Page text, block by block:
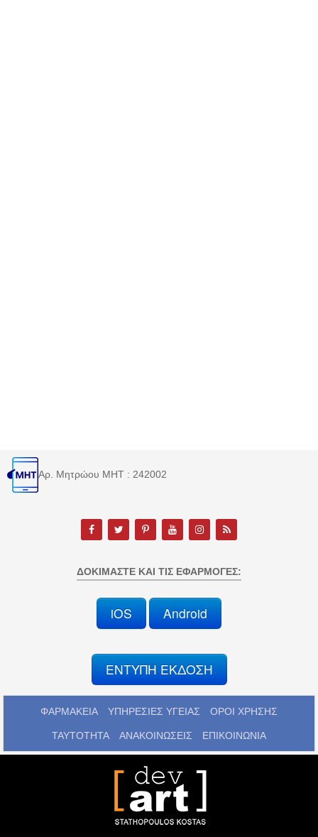
Αρ. Μητρώου MHT : 242002
ΔΟΚΙΜΆΣΤΕ ΚΑΙ ΤΙΣ ΕΦΑΡΜΟΓΈΣ:
iOS Android
ΕΝΤΥΠΗ ΕΚΔΟΣΗ
ΦΑΡΜΑΚΕΙΑ ΥΠΗΡΕΣΙΕΣ ΥΓΕΙΑΣ ΟΡΟΙ ΧΡΗΣΗΣ
ΤΑΥΤΟΤΗΤΑ ΑΝΑΚΟΙΝΩΣΕΙΣ ΕΠΙΚΟΙΝΩΝΙΑ